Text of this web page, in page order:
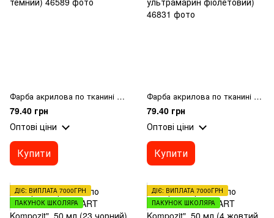
Фарба акрилова по тканині MAMBO "ART Kompozit", 50 мл (18 синій темний)
79.40 грн
Оптові ціни
Купити
Фарба акрилова по тканині MAMBO "ART Kompozit", 50 мл (21 ультрамарин фіолетовий)
79.40 грн
Оптові ціни
Купити
ДІЄ: ВИПЛАТА 7000ГРН
ПАКУНОК ШКОЛЯРА
ДІЄ: ВИПЛАТА 7000ГРН
ПАКУНОК ШКОЛЯРА